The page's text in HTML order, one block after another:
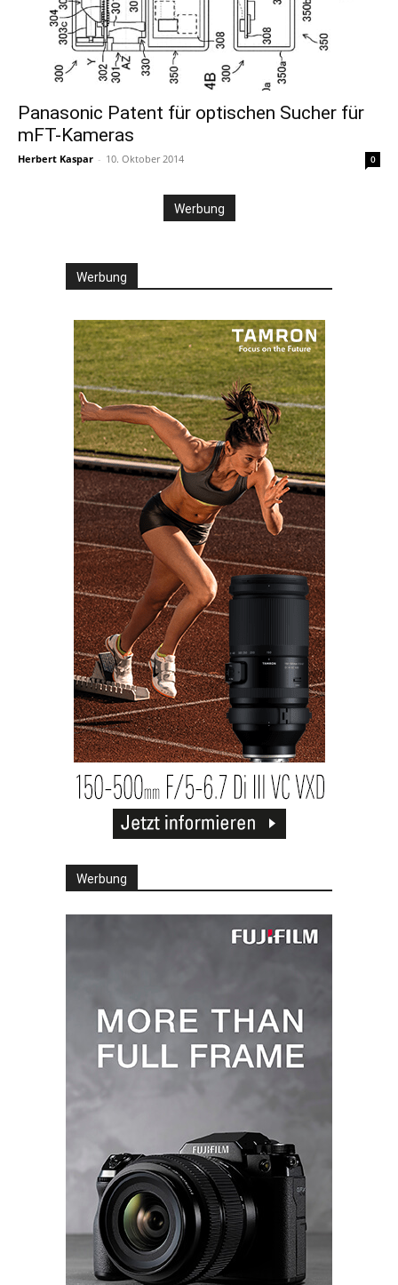
Panasonic Patent für optischen Sucher für
mFT-Kameras
Herbert Kaspar - 10. Oktober 2014 0
Werbung
Werbung
Werbung